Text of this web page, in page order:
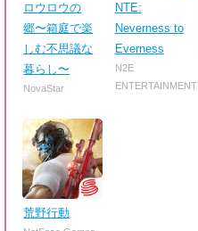
ロウロウの
郷〜箱庭で楽
しむ不思議な
暮らし〜
NovaStar
NTE:
Neverness to
Everness
N2E
ENTERTAINMENT
荒野行動